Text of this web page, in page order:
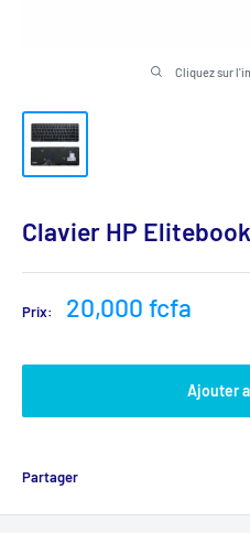
Cliquez sur
Clavier HP Elitebook
Prix:
Prix
20,000 fcfa
Ajouter
Partager